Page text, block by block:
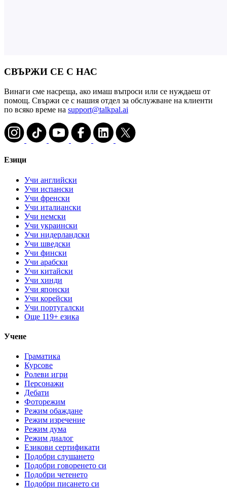
СВЪРЖИ СЕ С НАС
Винаги сме насреща, ако имаш въпроси или се нуждаеш от
помощ. Свържи се с нашия отдел за обслужване на клиенти
по всяко време на support@talkpal.ai
Езици
Учи английски
Учи испански
Учи френски
Учи италиански
Учи немски
Учи украински
Учи нидерландски
Учи шведски
Учи фински
Учи арабски
Учи китайски
Учи хинди
Учи японски
Учи корейски
Учи португалски
Още 119+ езика
Учене
Граматика
Курсове
Ролеви игри
Персонажи
Дебати
Фоторежим
Режим обаждане
Режим изречение
Режим дума
Режим диалог
Езикови сертификати
Подобри слушането
Подобри говоренето си
Подобри четенето
Подобри писането си